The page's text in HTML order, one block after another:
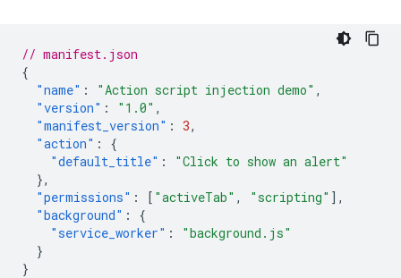
// manifest.json
{
"name" : "Action script injection demo" ,
"version" : "1.0" ,
"manifest_version" : 3,
"action" :
{
"default_title" :
"Click to show an alert"
},
"permissions" : [ "activeTab" , "scripting" ],
"background" :
{
"service_worker" :
"background.js"
}
}